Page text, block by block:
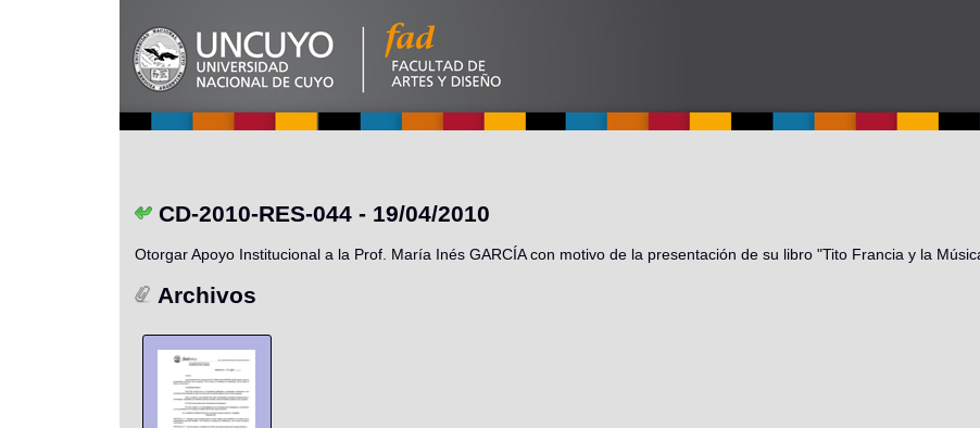
CD-2010-RES-044 - 19/04/2010
Otorgar Apoyo Institucional a la Prof. María Inés GARCÍA con motivo de la presentación de su libro "Tito Francia y la
Archivos